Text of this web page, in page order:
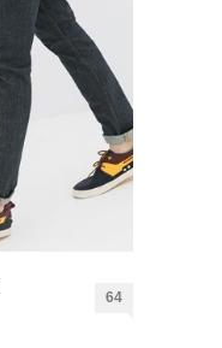
64